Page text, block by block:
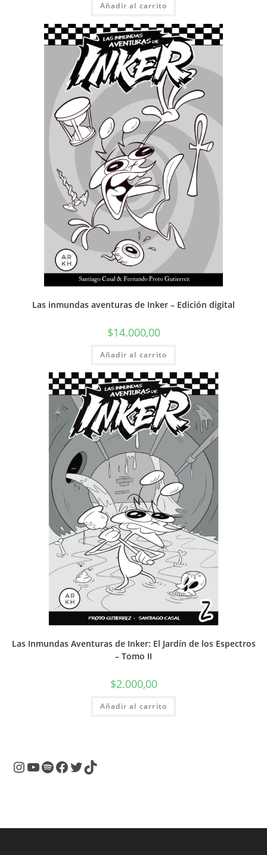
Añadir al carrito
Las inmundas aventuras de Inker – Edición digital
$14.000,00
Añadir al carrito
Las Inmundas Aventuras de Inker: El Jardín de los Espectros
– Tomo II
$2.000,00
Añadir al carrito
Instagram
YouTube
SpotifyFacebook
Twitter
TikTok